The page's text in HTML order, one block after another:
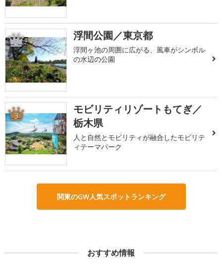
2 浮間公園／東京都
浮間ヶ池の周囲に広がる、風車がシンボル
の水辺の公園
3
モビリティリゾートもてぎ／
栃木県
人と自然とモビリティが融合したモビリテ
ィテーマパーク
関東のGW人気スポットランキング
おすすめ情報